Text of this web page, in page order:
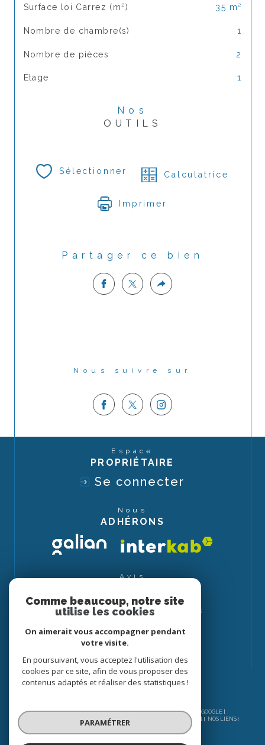
Surface loi Carrez (m²) 35 m²
Nombre de chambre(s) 1
Nombre de pièces 2
Etage 1
Nos
OUTILS
Sélectionner Calculatrice
Imprimer
Partager ce bien
Nous suivre sur
Espace
PROPRIÉTAIRE
Se connecter
Nous
ADHÉRONS
Avis
© 2026 | TOUS DROITS RÉSERVÉS | TRADUCTION POWERED BY GOOGLE |
PLAN DU SITE ADMIN
NOS LIENS
POLITIQUE RGPD
Comme beaucoup, notre site
utilise les cookies
On aimerait vous accompagner pendant
votre visite.
En poursuivant, vous acceptez l'utilisation des
cookies par ce site, afin de vous proposer des
contenus adaptés et réaliser des statistiques !
PARAMÉTRER